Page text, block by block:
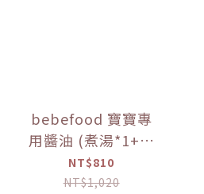
bebefood 寶寶專
用醬油 (煮湯*1+沾
用*1) + bebefood
兒童專用調味海鹽
NT$810
NT$1,020